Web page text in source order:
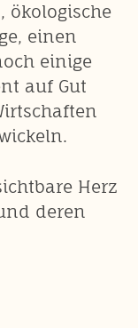
ökologische
einen
einige
auf Gut
Herz
deren